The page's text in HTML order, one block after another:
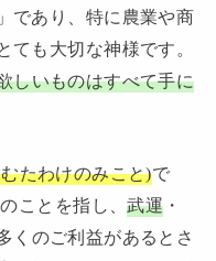
であり、特に農業や商
も大切な神様です。
しいものはすべて手に
たわけのみこと)で
ことを指し、武運 ・
くのご利益があるとさ